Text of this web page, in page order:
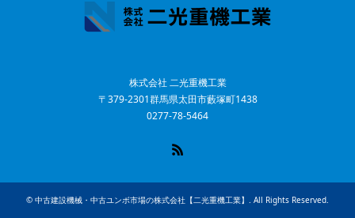
株式会社 二光重機工業
〒379-2301群馬県太田市藪塚町1438
0277-78-5464
© 中古建設機械・中古ユンボ市場の株式会社【二光重機工業】 . All Rights Reserved.